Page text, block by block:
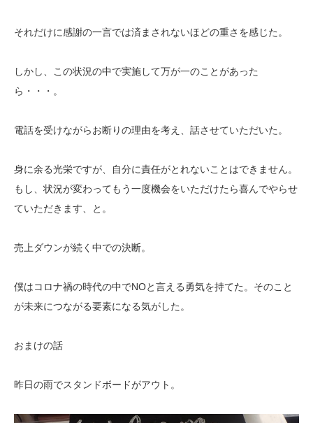
それだけに感謝の一言では済まされないほどの重さを感じた。
しかし、この状況の中で実施して万が一のことがあった
ら・・・。
電話を受けながらお断りの理由を考え、話させていただいた。
身に余る光栄ですが、自分に責任がとれないことはできません。
もし、状況が変わってもう一度機会をいただけたら喜んでやらせ
ていただきます、と。
売上ダウンが続く中での決断。
僕はコロナ禍の時代の中でNOと言える勇気を持てた。そのこと
が未来につながる要素になる気がした。
おまけの話
昨日の雨でスタンドボードがアウト。